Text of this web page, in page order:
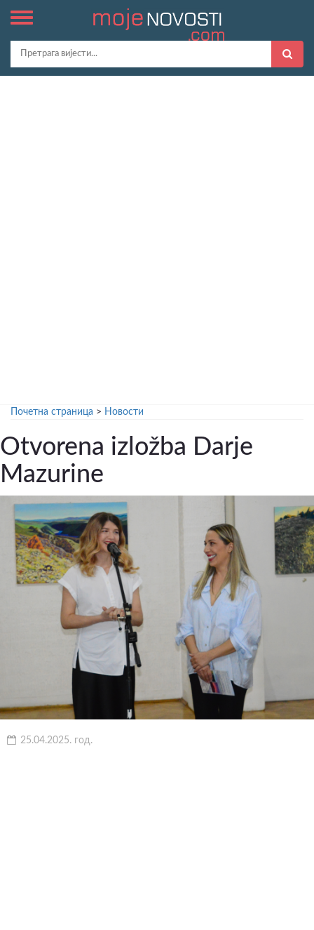
Почетна страница > Новости
Otvorena izložba Darje
Mazurine
25.04.2025. год.